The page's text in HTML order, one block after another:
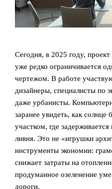
Сегодня, в 2025 году,
уже редко ограничивается
чертежом. В работе
дизайнеры, специалисты по
даже урбанисты.
заранее увидеть, как солнце
участком, где задерживается
ливня. Это не «игрушки
инструменты экономии:
снижает затраты на
продуманное озеленение
дороги.